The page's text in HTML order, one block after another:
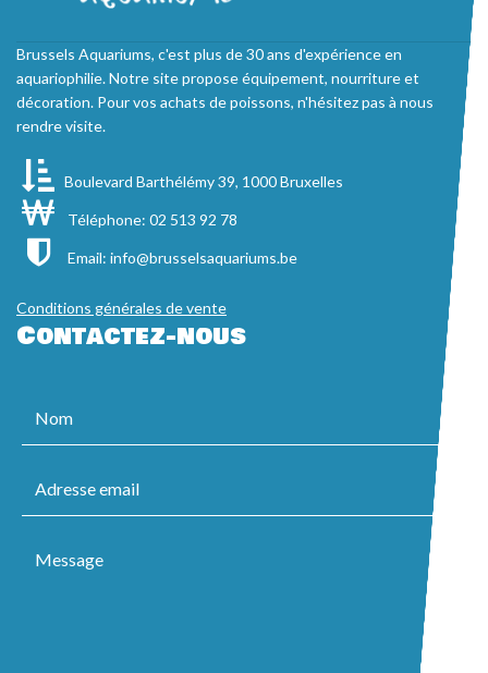
Brussels Aquariums, c'est plus de 30 ans d'expérience en
aquariophilie. Notre site propose équipement, nourriture et
décoration. Pour vos achats de poissons, n'hésitez pas à nous
rendre visite.
Boulevard Barthélémy 39, 1000 Bruxelles
Téléphone: 02 513 92 78
Email: info@brusselsaquariums.be
Conditions générales de vente
Contactez-nous